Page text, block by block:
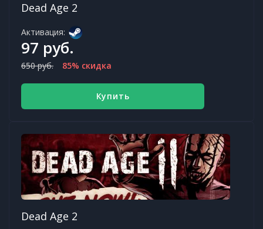
Dead Age 2
Активация:
97 руб.
650 руб. 85% скидка
Купить
Dead Age 2